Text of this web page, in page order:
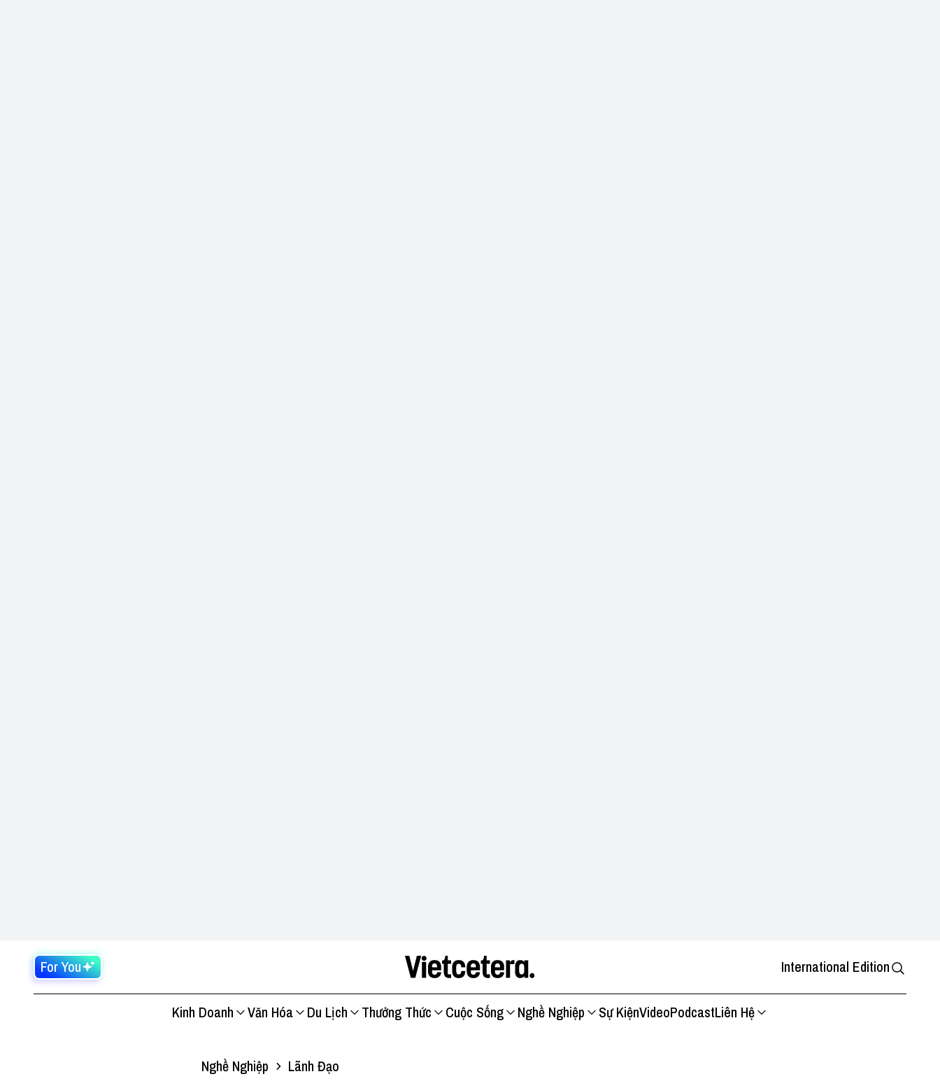
For You International Edition
Kinh Doanh Văn Hóa Du Lịch Thưởng Thức Cuộc Sống Nghề Nghiệp Sự KiệnVideoPodcastLiên Hệ
Nghề Nghiệp Lãnh Đạo